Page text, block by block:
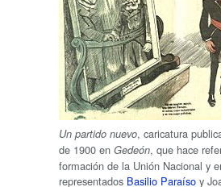
Un partido nuevo, caricatura
de 1900 en Gedeón, que hace
formación de la Unión Nacional y
representados Basilio Paraíso y